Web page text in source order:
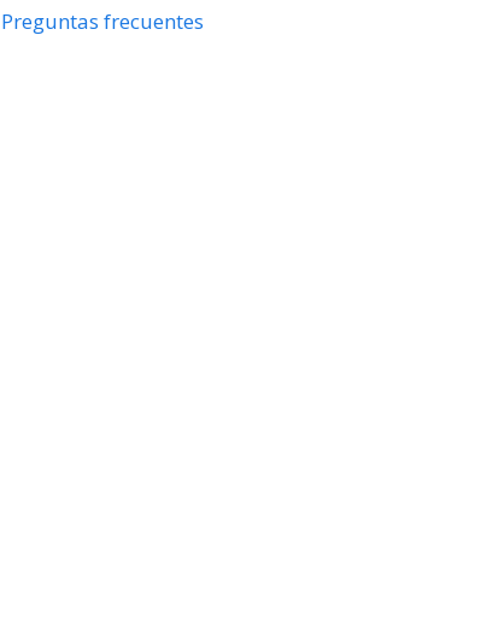
Preguntas frecuentes